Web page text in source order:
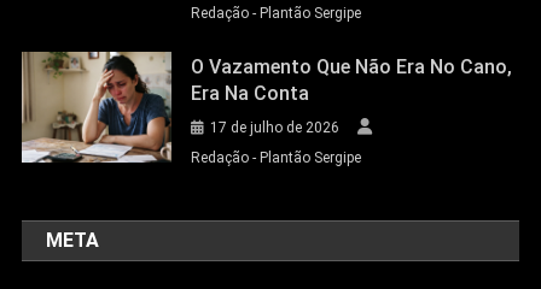
Redação - Plantão Sergipe
O Vazamento Que Não Era No Cano,
Era Na Conta
17 de julho de 2026
Redação - Plantão Sergipe
META